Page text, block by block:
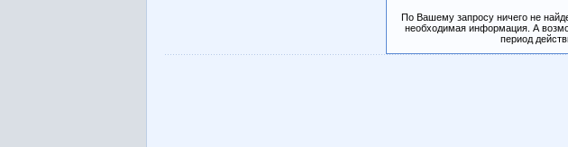
По Вашему запросу ничего не
необходимая информация. А
период